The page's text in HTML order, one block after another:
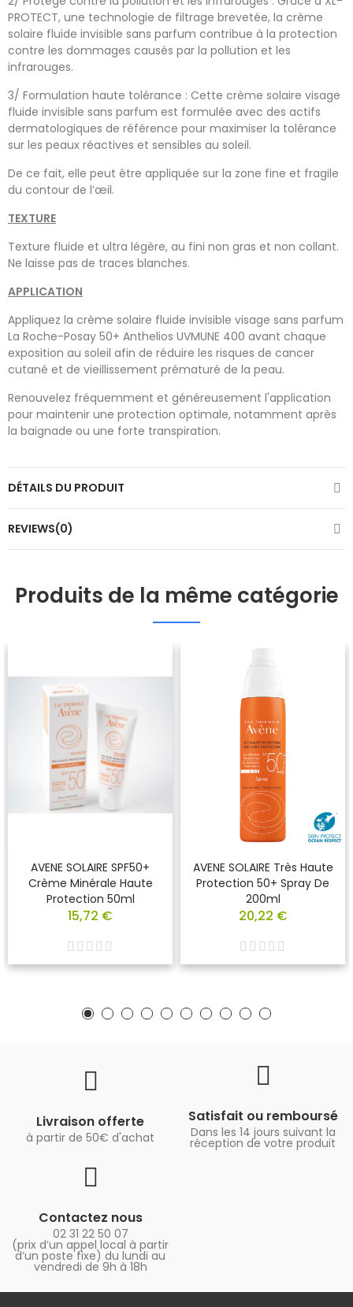
PROTECT, une technologie de filtrage brevetée, la crème
solaire fluide invisible sans parfum contribue à la protection
contre les dommages causés par la pollution et les
infrarouges.
3/ Formulation haute tolérance : Cette crème solaire visage
fluide invisible sans parfum est formulée avec des actifs
dermatologiques de référence pour maximiser la tolérance
sur les peaux réactives et sensibles au soleil.
De ce fait, elle peut être appliquée sur la zone fine et fragile
du contour de l’œil.
TEXTURE
Texture fluide et ultra légère, au fini non gras et non collant.
Ne laisse pas de traces blanches.
APPLICATION
Appliquez la crème solaire fluide invisible visage sans parfum
La Roche-Posay 50+ Anthelios UVMUNE 400 avant chaque
exposition au soleil afin de réduire les risques de cancer
cutané et de vieillissement prématuré de la peau.
Renouvelez fréquemment et généreusement l'application
pour maintenir une protection optimale, notamment après
la baignade ou une forte transpiration.
DÉTAILS DU PRODUIT
REVIEWS(0)
Produits de la même catégorie
AVENE SOLAIRE SPF50+
Crème Minérale Haute
Protection 50ml
15,72 €
AVENE SOLAIRE Très Haute
Protection 50+ Spray De
200ml
20,22 €
Livraison offerte
à partir de 50€ d'achat
Satisfait ou remboursé
Dans les 14 jours suivant la
réception de votre produit
Contactez nous
02 31 22 50 07
(prix d’un appel local à partir
d’un poste fixe) du lundi au
vendredi de 9h à 18h